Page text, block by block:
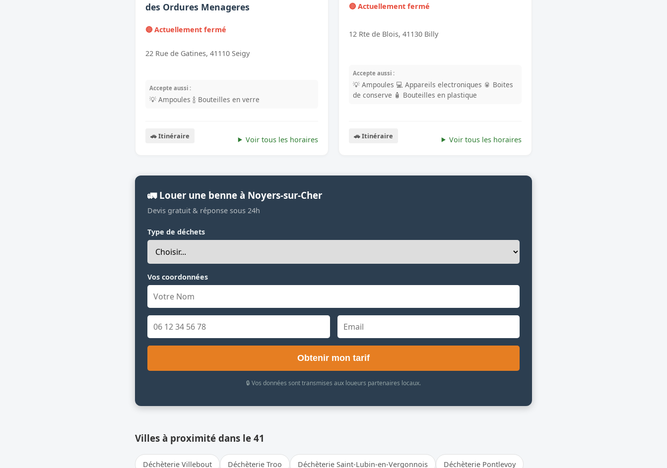
des Ordures Menageres
🔴 Actuellement fermé
22 Rue de Gatines, 41110 Seigy
Accepte aussi :
💡 Ampoules 🍾 Bouteilles en verre
🚗 Itinéraire Voir tous les horaires
🔴 Actuellement fermé
12 Rte de Blois, 41130 Billy
Accepte aussi :
💡 Ampoules 💻 Appareils electroniques 🥫 Boites
de conserve 🧴 Bouteilles en plastique
🚗 Itinéraire Voir tous les horaires
🚛 Louer une benne à Noyers-sur-Cher
Devis gratuit & réponse sous 24h
Type de déchets
Vos coordonnées
Obtenir mon tarif
🔒 Vos données sont transmises aux loueurs partenaires locaux.
Villes à proximité dans le 41
Déchèterie Villebout Déchèterie Troo Déchèterie Saint-Lubin-en-Vergonnois Déchèterie Pontlevoy